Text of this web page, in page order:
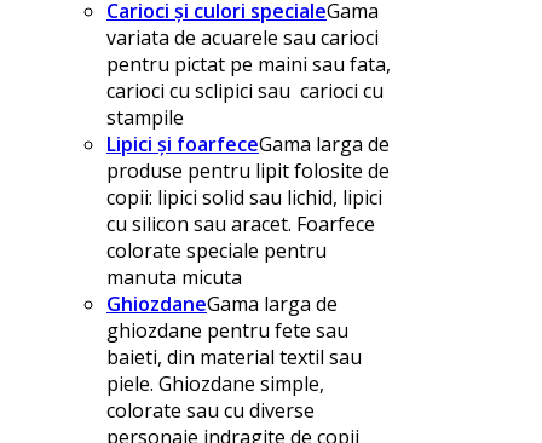
Carioci și culori specialeGama
variata de acuarele sau carioci
pentru pictat pe maini sau fata,
carioci cu sclipici sau carioci cu
stampile
Lipici și foarfeceGama larga de
produse pentru lipit folosite de
copii: lipici solid sau lichid, lipici
cu silicon sau aracet. Foarfece
colorate speciale pentru
manuta micuta
GhiozdaneGama larga de
ghiozdane pentru fete sau
baieti, din material textil sau
piele. Ghiozdane simple,
colorate sau cu diverse
personaje indragite de copii